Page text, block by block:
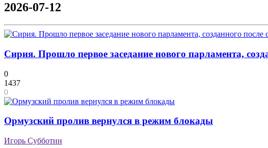
2026-07-12
Сирия. Прошло первое заседание нового парламента,
0
1437
0
Ормузский пролив вернулся в режим блокады
Игорь Субботин